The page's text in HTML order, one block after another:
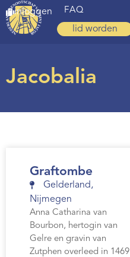
inloggen FAQ
lid worden
Zoeken
Ervaringen
Regio’s
Nieuws
Agenda
Jacobalia
Graftombe
Gelderland,
Nijmegen
Anna Catharina van
Bourbon, hertogin van
Gelre en gravin van
Zutphen overleed in 1469